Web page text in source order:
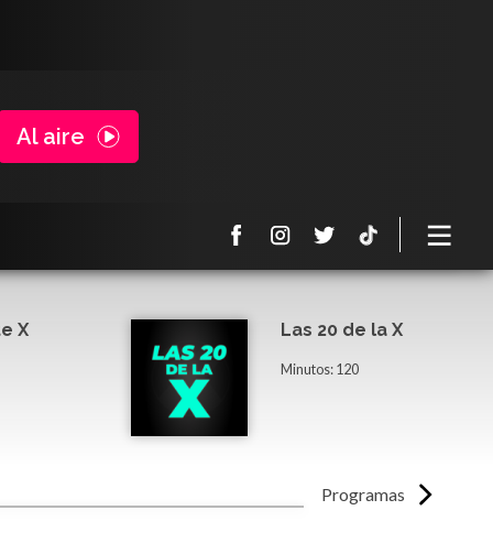
Al aire
Programas
X Las 20 de la X
Minutos: 120